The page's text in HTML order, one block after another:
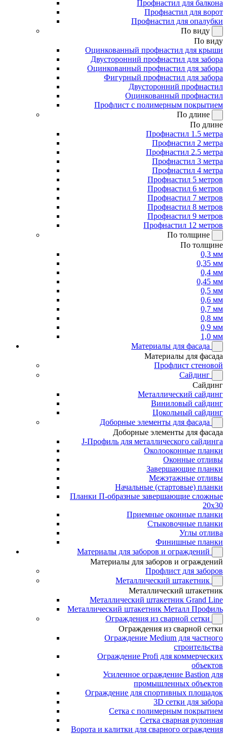
Профнастил для балкона
Профнастил для ворот
Профнастил для опалубки
По виду
По виду
Оцинкованный профнастил для крыши
Двусторонний профнастил для забора
Оцинкованный профнастил для забора
Фигурный профнастил для забора
Двусторонний профнастил
Оцинкованный профнастил
Профлист с полимерным покрытием
По длине
По длине
Профнастил 1.5 метра
Профнастил 2 метра
Профнастил 2.5 метра
Профнастил 3 метра
Профнастил 4 метра
Профнастил 5 метров
Профнастил 6 метров
Профнастил 7 метров
Профнастил 8 метров
Профнастил 9 метров
Профнастил 12 метров
По толщине
По толщине
0,3 мм
0,35 мм
0,4 мм
0,45 мм
0,5 мм
0,6 мм
0,7 мм
0,8 мм
0,9 мм
1,0 мм
Материалы для фасада
Материалы для фасада
Профлист стеновой
Сайдинг
Сайдинг
Металлический сайдинг
Виниловый сайдинг
Цокольный сайдинг
Доборные элементы для фасада
Доборные элементы для фасада
J-Профиль для металлического сайдинга
Околооконные планки
Оконные отливы
Завершающие планки
Межэтажные отливы
Начальные (стартовые) планки
Планки П-образные завершающие сложные
20x30
Приемные оконные планки
Стыковочные планки
Углы отлива
Финишные планки
Материалы для заборов и ограждений
Материалы для заборов и ограждений
Профлист для заборов
Металлический штакетник
Металлический штакетник
Металлический штакетник Grand Line
Металлический штакетник Металл Профиль
Ограждения из сварной сетки
Ограждения из сварной сетки
Ограждение Medium для частного
строительства
Ограждение Profi для коммерческих
объектов
Усиленное ограждение Bastion для
промышленных объектов
Ограждение для спортивных площадок
3D сетки для забора
Сетка с полимерным покрытием
Сетка сварная рулонная
Ворота и калитки для сварного ограждения